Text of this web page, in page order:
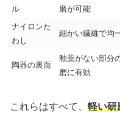
ル
磨が可能
ナイロンた
わし
細かい繊維で均
陶器の裏面
釉薬がない部分
磨に有効
これらはすべて、 軽い研